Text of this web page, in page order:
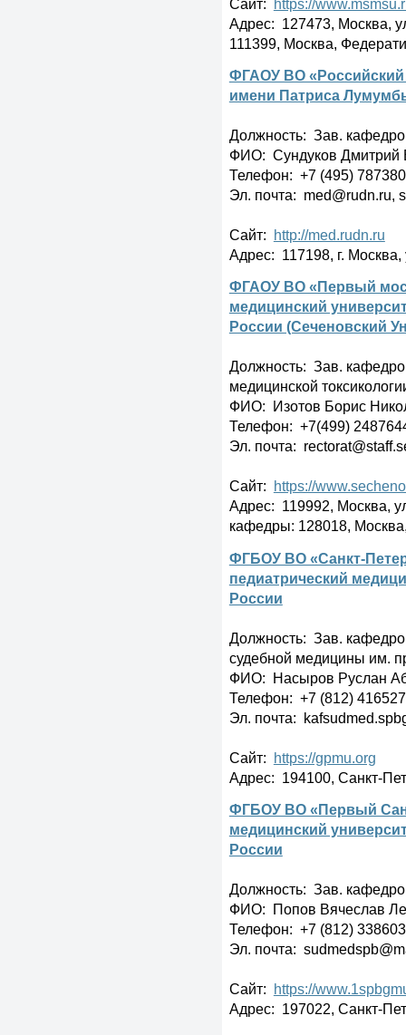
Сайт: https://
Адрес: 127473, Москва,
111399, Москва,
ФГАОУ ВО
имени Патриса
Должность: Зав.
ФИО: Сундуков Дмитрий
Телефон: +7 (495)
Эл. почта: med@rudn.ru,
Сайт: http://med.rudn.ru
Адрес: 117198, г.
ФГАОУ ВО «Первый
медицинский
России (Сеченовский
Должность: Зав.
медицинской
ФИО: Изотов Борис
Телефон: +7(499)
Эл. почта:
Сайт: https://
Адрес: 119992, Москва,
кафедры: 128018,
ФГБОУ ВО «Санкт-
педиатрический
России
Должность: Зав.
судебной медицины им.
ФИО: Насыров Руслан
Телефон: +7 (812)
Эл. почта:
Сайт: https://gpmu.org
Адрес: 194100, Санкт-
ФГБОУ ВО «Первый
медицинский
России
Должность: Зав.
ФИО: Попов Вячеслав
Телефон: +7 (812)
Эл. почта:
Сайт: https://
Адрес: 197022, Санкт-